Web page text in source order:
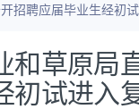
招聘应届毕业生经初
和草原局
初试进入